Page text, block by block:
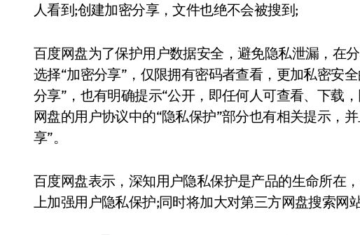
人看到;创建加密分享，文件也绝不会被搜到;
百度网盘为了保护用户数据安全，避免隐私泄漏，在
选择“加密分享”，仅限拥有密码者查看，更加私密安
分享”，也有明确提示“公开，即任何人可查看、下载
网盘的用户协议中的“隐私保护”部分也有相关提示，
享”。
百度网盘表示，深知用户隐私保护是产品的生命所在
上加强用户隐私保护;同时将加大对第三方网盘搜索网